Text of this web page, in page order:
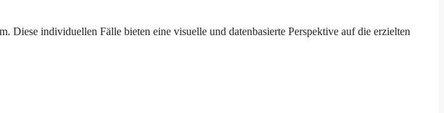
Diese individuellen Fälle bieten eine visuelle und datenbasierte Perspektive auf die erzielten